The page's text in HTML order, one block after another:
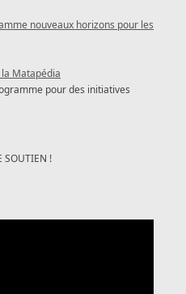
nouveaux horizons pour les
Matapédia
pour des initiatives
SOUTIEN !